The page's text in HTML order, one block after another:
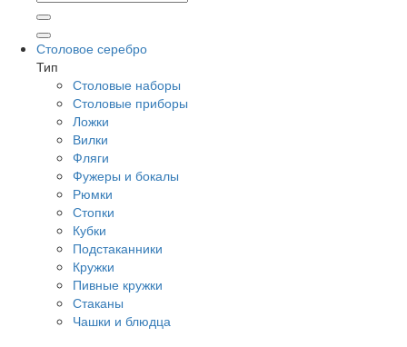
Столовое серебро
Тип
Столовые наборы
Столовые приборы
Ложки
Вилки
Фляги
Фужеры и бокалы
Рюмки
Стопки
Кубки
Подстаканники
Кружки
Пивные кружки
Стаканы
Чашки и блюдца